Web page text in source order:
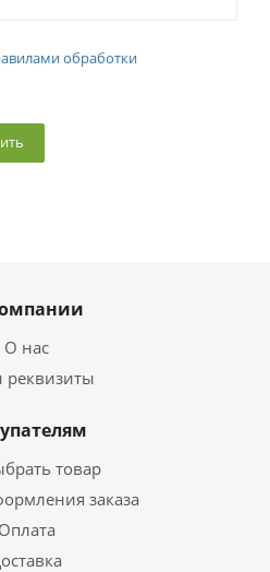
обработки
О нас
товар
заказа
Оплата